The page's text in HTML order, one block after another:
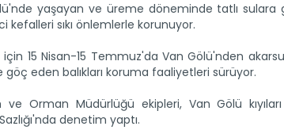
yaşayan ve üreme döneminde tatlı sulara
kefalleri sıkı önlemlerle korunuyor.
için 15 Nisan-15 Temmuz'da Van Gölü'nden
göç eden balıkları koruma faaliyetleri sürüyor.
ve Orman Müdürlüğü ekipleri, Van Gölü
denetim yaptı.